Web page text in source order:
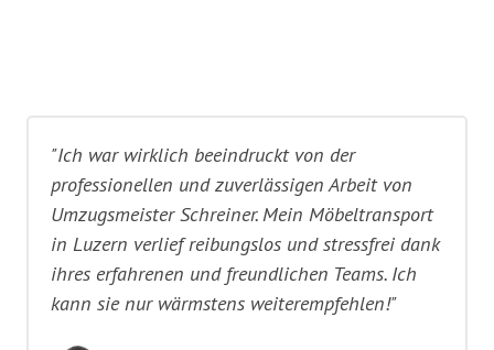
"Ich war wirklich beeindruckt von der
professionellen und zuverlässigen Arbeit von
Umzugsmeister Schreiner. Mein Möbeltransport
in Luzern verlief reibungslos und stressfrei dank
ihres erfahrenen und freundlichen Teams. Ich
kann sie nur wärmstens weiterempfehlen!"